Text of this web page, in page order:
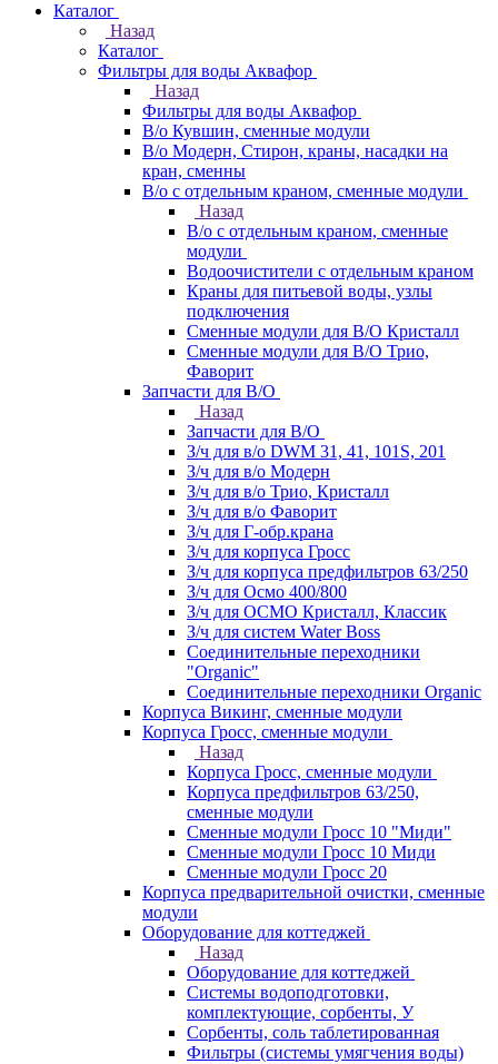
Каталог
Назад
Каталог
Фильтры для воды Аквафор
Назад
Фильтры для воды Аквафор
В/о Кувшин, сменные модули
В/о Модерн, Стирон, краны, насадки на
кран, сменны
В/о с отдельным краном, сменные модули
Назад
В/о с отдельным краном, сменные
модули
Водоочистители с отдельным краном
Краны для питьевой воды, узлы
подключения
Сменные модули для В/О Кристалл
Сменные модули для В/О Трио,
Фаворит
Запчасти для В/О
Назад
Запчасти для В/О
З/ч для в/о DWM 31, 41, 101S, 201
З/ч для в/о Модерн
З/ч для в/о Трио, Кристалл
З/ч для в/о Фаворит
З/ч для Г-обр.крана
З/ч для корпуса Гросс
З/ч для корпуса предфильтров 63/250
З/ч для Осмо 400/800
З/ч для ОСМО Кристалл, Классик
З/ч для систем Water Boss
Соединительные переходники
"Organic"
Соединительные переходники Organic
Корпуса Викинг, сменные модули
Корпуса Гросс, сменные модули
Назад
Корпуса Гросс, сменные модули
Корпуса предфильтров 63/250,
сменные модули
Сменные модули Гросс 10 "Миди"
Сменные модули Гросс 10 Миди
Сменные модули Гросс 20
Корпуса предварительной очистки, сменные
модули
Оборудование для коттеджей
Назад
Оборудование для коттеджей
Системы водоподготовки,
комплектующие, сорбенты, У
Сорбенты, соль таблетированная
Фильтры (системы умягчения воды)